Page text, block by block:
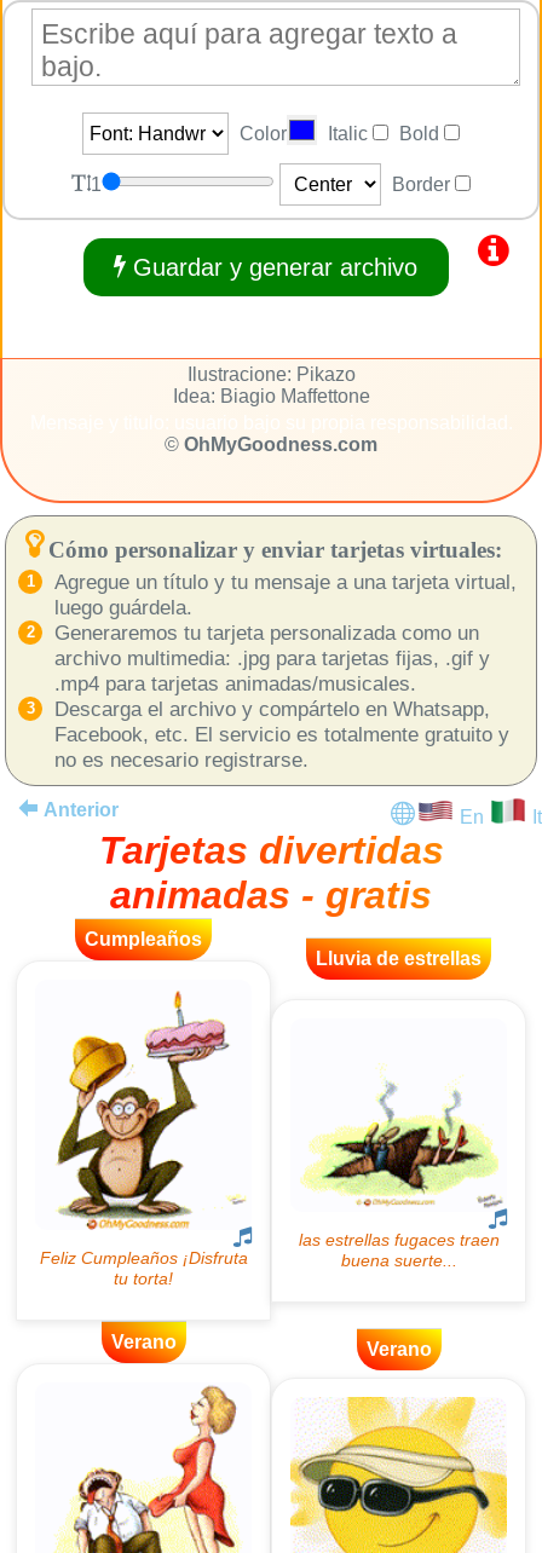
Color Italic Bold
1 Border
Guardar y generar archivo
Ilustracione: Pikazo
Idea: Biagio Maffettone
© OhMyGoodness.com
Cómo personalizar y enviar tarjetas virtuales:
Agregue un título y tu mensaje a una tarjeta virtual,
luego guárdela.
Generaremos tu tarjeta personalizada como un
archivo multimedia: .jpg para tarjetas fijas, .gif y
.mp4 para tarjetas animadas/musicales.
Descarga el archivo y compártelo en Whatsapp,
Facebook, etc. El servicio es totalmente gratuito y
no es necesario registrarse.
Anterior En It
Tarjetas divertidas
animadas - gratis
Cumpleaños
Lluvia de estrellas
Verano Verano